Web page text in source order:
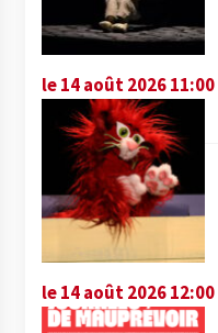
le 14 août 2026 11:00
le 14 août 2026 12:00